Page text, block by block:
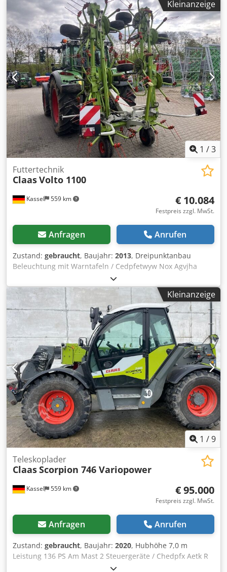
Kleinanzeige
1 /3
Kassel 559 km
Futtertechnik
ClaasVolto 1100
€ 10.084
Festpreis zzgl. MwSt.
Anfragen Anrufen
Zustand: gebraucht, Baujahr: 2013, Dreipunktanbau
Beleuchtung mit Warntafeln / Cedpfetwyw Nox Agvjha
Kleinanzeige
1 /9
Kassel 559 km
Teleskoplader
ClaasScorpion 746 Variopower
€ 95.000
Festpreis zzgl. MwSt.
Anfragen Anrufen
Zustand: gebraucht, Baujahr: 2020, Hubhöhe 7,0 m
Leistung 136 PS Am Mast 2 Steuergeräte / Chedpfx Aetk R